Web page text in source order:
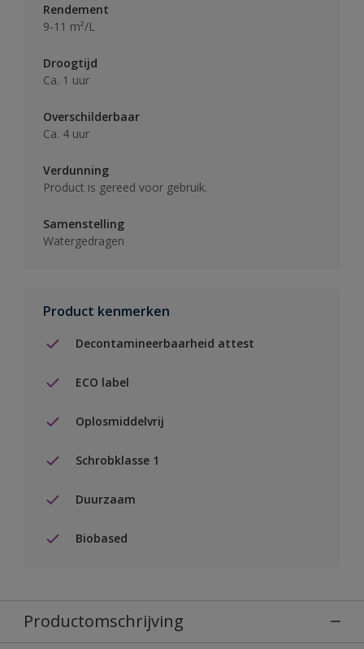
Rendement
9-11 m²/L
Droogtijd
Ca. 1 uur
Overschilderbaar
Ca. 4 uur
Verdunning
Product is gereed voor gebruik.
Samenstelling
Watergedragen
Product kenmerken
Decontamineerbaarheid attest
ECO label
Oplosmiddelvrij
Schrobklasse 1
Duurzaam
Biobased
Productomschrijving